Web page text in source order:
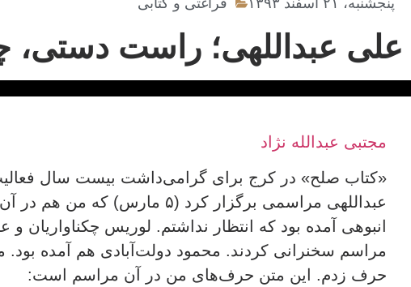
پنجشنبه، ۲۱ اسفند ۱۳۹۳ فراغتی و کتابی
علی عبداللهی؛ راست دستی،
مجتبی عبدالله نژاد
«کتاب صلح» در کرج برای گرامی‌داشت بیست سال
عبداللهی مراسمی برگزار کرد (۵
انبوهی آمده بود که انتظار نداشتم. لوریس چکناواریان و
مراسم سخنرانی کردند. محمود دولت‌آبادی هم آمده
حرف زدم. این متن حرف‌های من در آن مراسم است: